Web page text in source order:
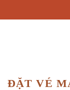
al
ĐẶT VÉ